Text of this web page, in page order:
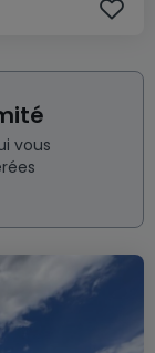
vous